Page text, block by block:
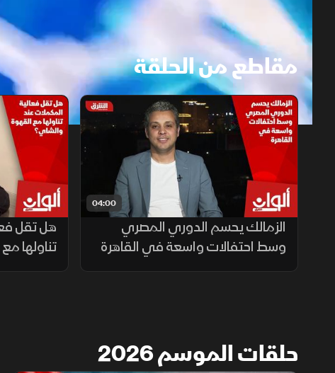
1x auto
مقاطع من الحلقة
04:00
الزمالك يحسم الدوري المصري
وسط احتفالات واسعة في القاهرة
هل تقل
تناولها
حلقات الموسم 2026